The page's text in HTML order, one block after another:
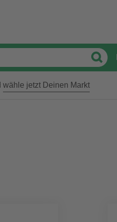
wähle jetzt Deinen Markt